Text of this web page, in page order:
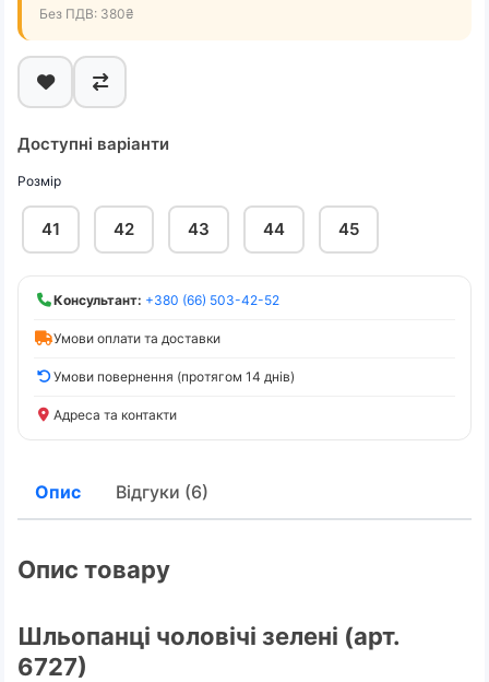
Без ПДВ: 380₴
Доступні варіанти
Розмір
41 42 43 44 45
Консультант: +380 (66) 503-42-52
Умови оплати та доставки
Умови повернення (протягом 14 днів)
Адреса та контакти
Опис Відгуки (6)
Опис товару
Шльопанці чоловічі зелені (арт.
6727)